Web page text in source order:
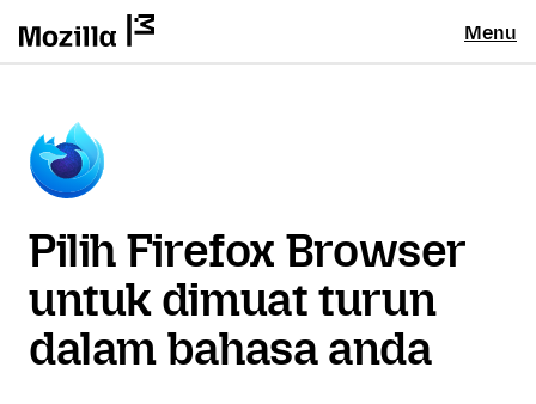
Menu
Pilih Firefox Browser
untuk dimuat turun
dalam bahasa anda